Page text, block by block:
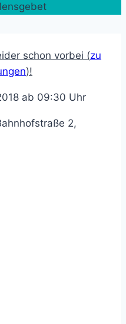
schon vorbei (zu
)!
ab 09:30 Uhr
2,